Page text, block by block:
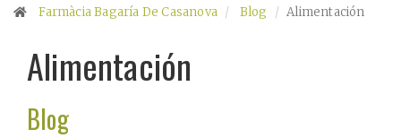
fórmulas
Farmàcia Bagaría De Casanova Blog Alimentación
Alimentación
Blog